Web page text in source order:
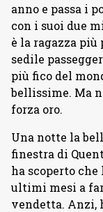
anno e passa i
con i suoi due
è la ragazza più
sedile
più fico del
bellissime. Ma
forza oro.
Una notte la
finestra di
ha scoperto
ultimi mesi a
vendetta. Anzi,